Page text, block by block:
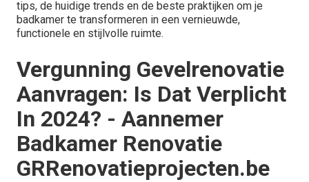
tips, de huidige trends en de beste praktijken om je
badkamer te transformeren in een vernieuwde,
functionele en stijlvolle ruimte.
Vergunning Gevelrenovatie
Aanvragen: Is Dat Verplicht
In 2024? - Aannemer
Badkamer Renovatie
GRRenovatieprojecten.be